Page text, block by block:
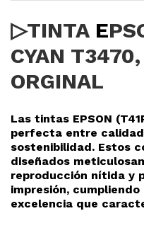
▷TINTA E
CYAN
ORGINAL
Las tintas EPSON
perfecta entre
sostenibilidad. Estos
diseñados
reproducción nítida y
impresión,
excelencia que